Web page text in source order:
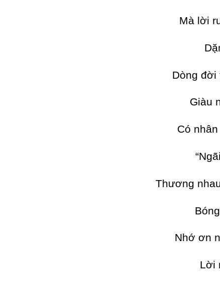
Mà lời
Dòng đời
Giàu
Có
Thương
Nhớ ơn
Lời